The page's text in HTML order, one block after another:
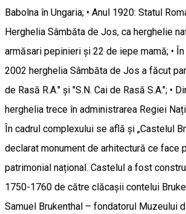
Babolna în Ungaria; • Anul 1920: Statul
Herghelia Sâmbăta de Jos, ca herghelie
armăsari pepinieri și 22 de iepe mamă; •
2002 herghelia Sâmbăta de Jos a făcut
de Rasă R.A." și "S.N. Cai de Rasă S.A."; •
herghelia trece în administrarea Regiei
În cadrul complexului se află și „Castelul
declarat monument de arhitectură ce face
patrimonial național. Castelul a fost
1750-1760 de către clăcașii contelui
Samuel Brukenthal – fondatorul Muzeului